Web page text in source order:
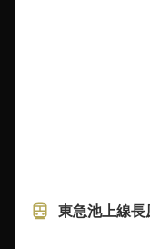
東急池上線長